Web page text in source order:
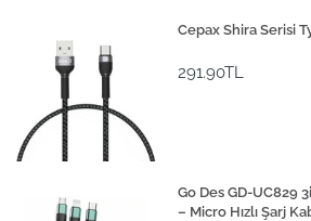
Cepax Shira Serisi
291.90TL
Go Des GD-UC829
– Micro Hızlı Şarj